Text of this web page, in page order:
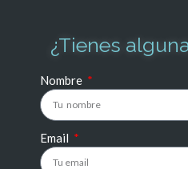
¿Tienes
Nombre
Email